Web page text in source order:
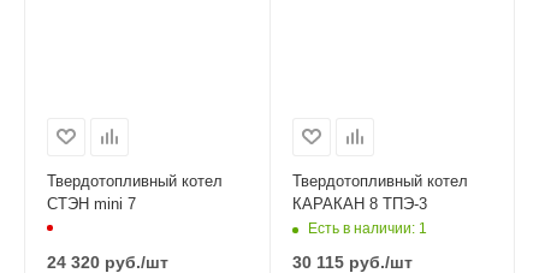
Твердотопливный котел
СТЭН mini 7
24 320 руб./шт
Твердотопливный котел
КАРАКАН 8 ТПЭ-3
Есть в наличии: 1
30 115руб./шт